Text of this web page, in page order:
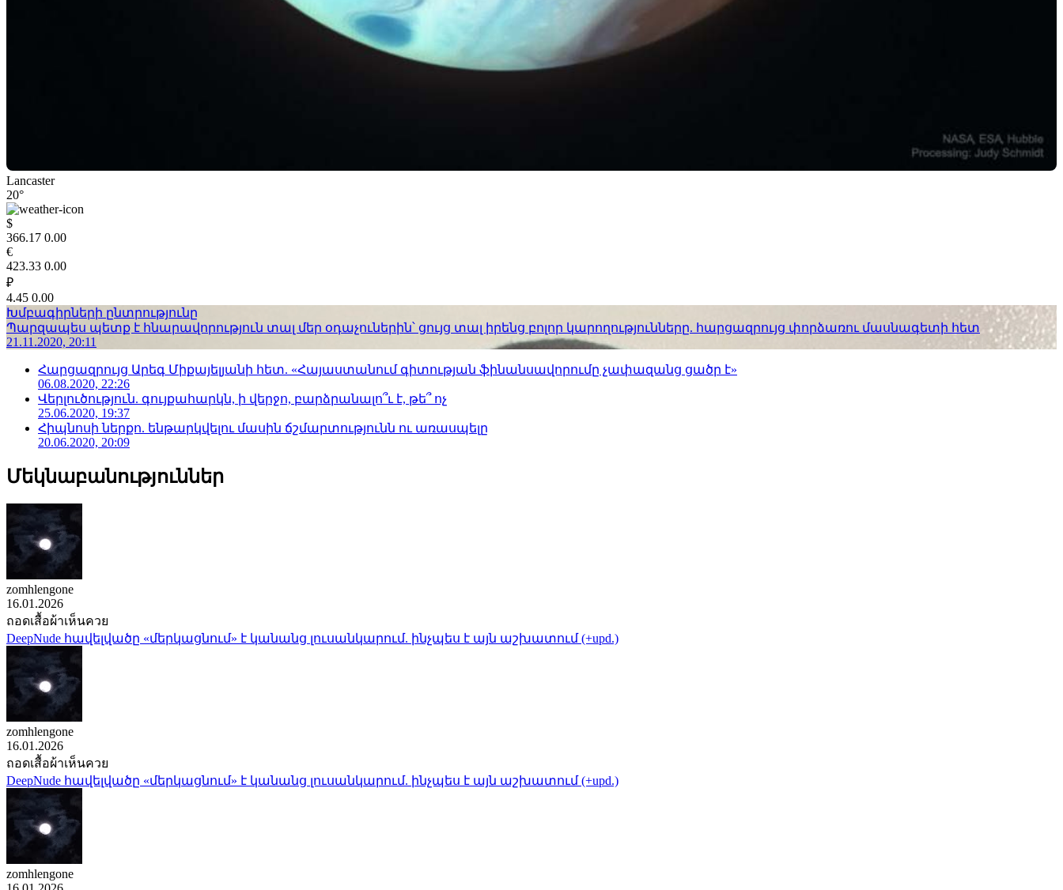
Lancaster
20°
$
366.17 0.00
€
423.33 0.00
₽
4.45 0.00
Խմբագիրների ընտրությունը
Պարզապես պետք է հնարավորություն տալ մեր օդաչուներին՝ ցույց տալ իրենց բոլոր կարողությունները. հարցազրույց փորձառու մասնագետի հետ
21.11.2020, 20:11
Հարցազրույց Արեգ Միքայելյանի հետ. «Հայաստանում գիտության ֆինանսավորումը չափազանց ցածր է»
06.08.2020, 22:26
Վերլուծություն. գույքահարկն, ի վերջո, բարձրանալո՞ւ է, թե՞ ոչ
25.06.2020, 19:37
Հիպնոսի ներքո. ենթարկվելու մասին ճշմարտությունն ու առասպելը
20.06.2020, 20:09
Մեկնաբանություններ
zomhlengone
16.01.2026
ถอดเสื้อผ้าเห็นควย
DeepNude հավելվածը «մերկացնում» է կանանց լուսանկարում. ինչպես է այն աշխատում (+upd.)
zomhlengone
16.01.2026
ถอดเสื้อผ้าเห็นควย
DeepNude հավելվածը «մերկացնում» է կանանց լուսանկարում. ինչպես է այն աշխատում (+upd.)
zomhlengone